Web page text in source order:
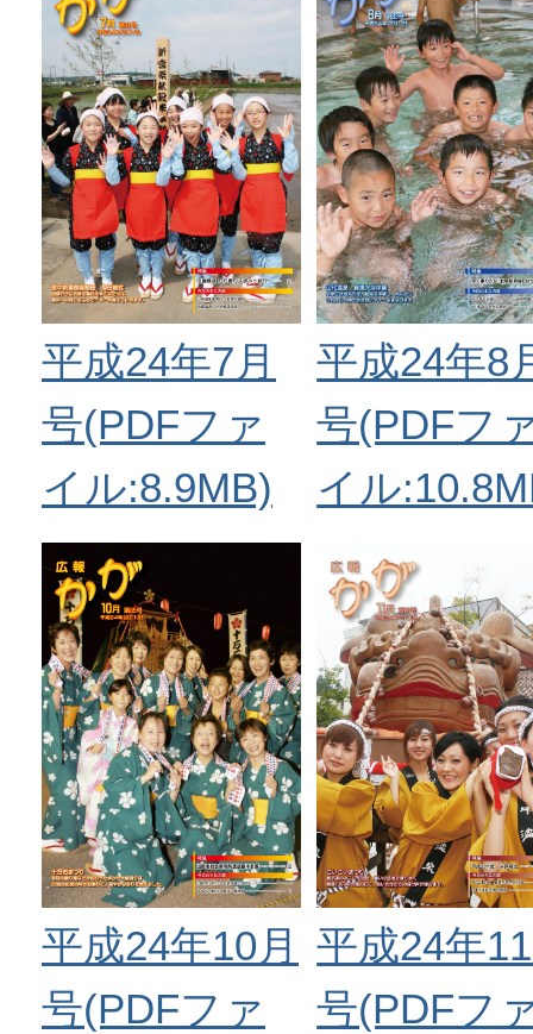
平成24年7月
号(PDFファ
イル:8.9MB)
平成24年8
号(PDFフ
イル
平成24年10月
号(PDFファ
平成24年
号(PDFフ